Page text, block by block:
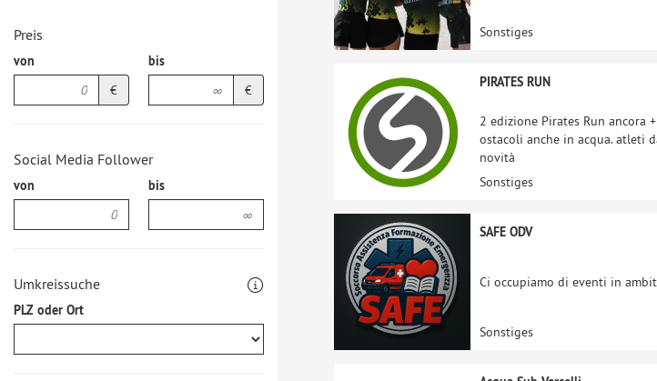
Preis
von
€
bis
€
Social Media Follower
von bis
Umkreissuche
PLZ oder Ort
Sonstiges
PIRATES RUN
2 edizione Pirates Run ancora
ostacoli anche in acqua. atleti
novità
Sonstiges
SAFE ODV
Ci occupiamo di eventi in
Sonstiges